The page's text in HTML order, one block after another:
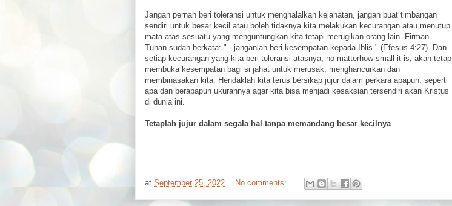
Jangan pernah beri toleransi untuk menghalalkan kejahatan, jangan buat timbangan
sendiri untuk besar kecil atau boleh tidaknya kita melakukan kecurangan atau menutup
mata atas sesuatu yang menguntungkan kita tetapi merugikan orang lain. Firman
Tuhan sudah berkata: ".. janganlah beri kesempatan kepada Iblis." (Efesus 4:27). Dan
setiap kecurangan yang kita beri toleransi atasnya, no matterhow small it is, akan tetap
membuka kesempatan bagi si jahat untuk merusak, menghancurkan dan
membinasakan kita. Hendaklah kita terus bersikap jujur dalam perkara apapun, seperti
apa dan berapapun ukurannya agar kita bisa menjadi kesaksian tersendiri akan Kristus
di dunia ini.
Tetaplah jujur dalam segala hal tanpa memandang besar kecilnya
at September 25, 2022 No comments: